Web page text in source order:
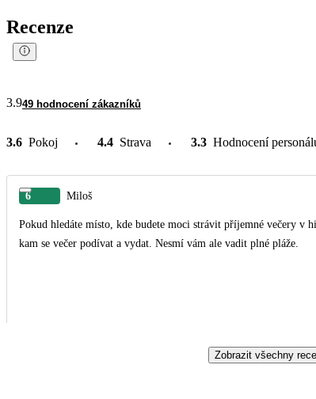
Recenze
3.949 hodnocení zákazníků
3.6 Pokoj 4.4 Strava 3.3 Hodnocení
6 Miloš
Pokud hledáte místo, kde budete moci strávit příjemné večery v
kam se večer podívat a vydat. Nesmí vám ale vadit plné pláže.
Zobrazit všechny